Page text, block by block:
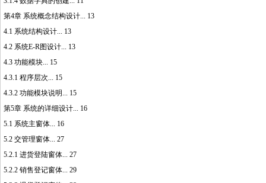
第4章 系统概念结构设计... 13
4.1 系统结构设计... 13
4.2 系统E-R图设计... 13
4.3 功能模块... 15
4.3.1 程序层次... 15
4.3.2 功能模块说明... 15
第5章 系统的详细设计... 16
5.1 系统主窗体... 16
5.2 交管理窗体... 27
5.2.1 进货登陆窗体... 27
5.2.2 销售登记窗体... 29